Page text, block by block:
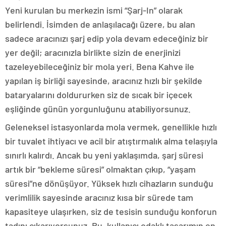
Yeni kurulan bu merkezin ismi “Şarj-In” olarak
belirlendi. İsimden de anlaşılacağı üzere, bu alan
sadece aracınızı şarj edip yola devam edeceğiniz bir
yer değil; aracınızla birlikte sizin de enerjinizi
tazeleyebileceğiniz bir mola yeri. Bena Kahve ile
yapılan iş birliği sayesinde, aracınız hızlı bir şekilde
bataryalarını doldururken siz de sıcak bir içecek
eşliğinde günün yorgunluğunu atabiliyorsunuz.
Geleneksel istasyonlarda mola vermek, genellikle hızlı
bir tuvalet ihtiyacı ve acil bir atıştırmalık alma telaşıyla
sınırlı kalırdı. Ancak bu yeni yaklaşımda, şarj süresi
artık bir “bekleme süresi” olmaktan çıkıp, “yaşam
süresi”ne dönüşüyor. Yüksek hızlı cihazların sunduğu
verimlilik sayesinde aracınız kısa bir sürede tam
kapasiteye ulaşırken, siz de tesisin sunduğu konforun